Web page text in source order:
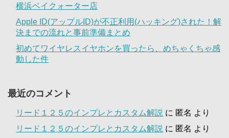
横浜ベイクォーター店
Apple ID(アップルID)が不正利用(ハッキング)された！解
決までの流れと事前準備まとめ
初めてワイヤレスイヤホンを買ったら、めちゃくちゃ感
動した件
最近のコメント
リード１２５のインプレとカスタム解説 に 匿名 より
リード１２５のインプレとカスタム解説 に 匿名 より